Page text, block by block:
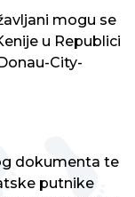
mogu se
u Republici
City-
dokumenta te
putnike